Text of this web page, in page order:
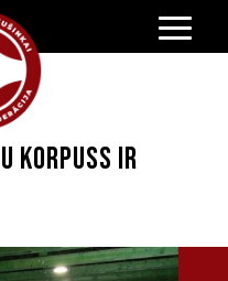
korpuss ir